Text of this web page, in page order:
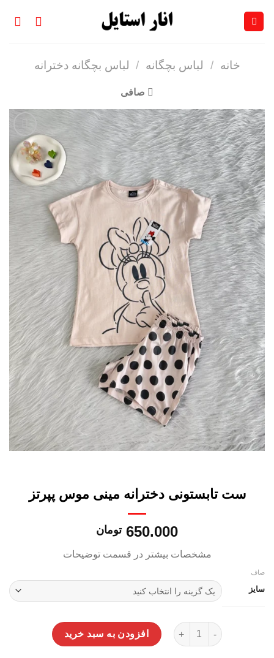
خانه / لباس بچگانه / لباس بچگانه دخترانه
صافی
افزودن
به
ست تابستونی دخترانه مینی موس پپرتز
650.000 تومان
مشخصات بیشتر در قسمت توضیحات
سایز
صاف
ست تابستونی دخترانه مینی موس پپرتز عدد
افزودن به سبد خرید